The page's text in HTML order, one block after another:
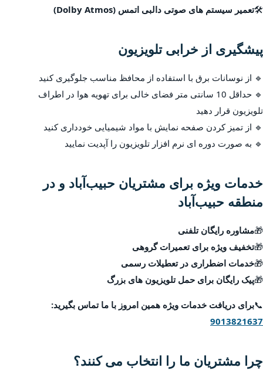
🛠تعمیر سیستم های صوتی دالبی اتمس (Dolby Atmos)
پیشگیری از خرابی تلویزیون
🔹 از نوسانات برق با استفاده از محافظ مناسب جلوگیری کنید
🔹 حداقل 10 سانتی متر فضای خالی برای تهویه هوا در اطراف
تلویزیون قرار دهید
🔹 از تمیز کردن صفحه نمایش با مواد شیمیایی خودداری کنید
🔹 به صورت دوره ای نرم افزار تلویزیون را آپدیت نمایید
خدمات ویژه برای مشتریان حبیب‌آباد و در
منطقه حبیب‌آباد
🎁مشاوره رایگان تلفنی
🎁تخفیف ویژه برای تعمیرات گروهی
🎁خدمات اضطراری در تعطیلات رسمی
🎁پیک رایگان برای حمل تلویزیون های بزرگ
📞برای دریافت خدمات ویژه همین امروز با ما تماس بگیرید:
9013821637
چرا مشتریان ما را انتخاب می کنند؟